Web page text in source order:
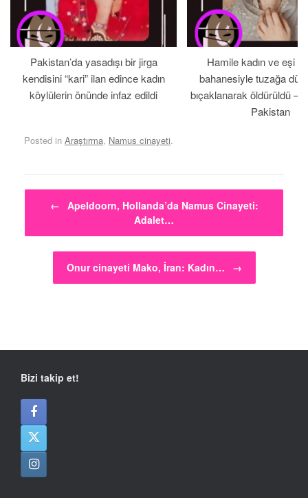
Pakistan’da yasadışı bir jirga
kendisini “kari” ilan edince kadın
köylülerin önünde infaz edildi
Hamile kadın ve eşi
bahanesiyle tuzağa
bıçaklanarak öldürüldü –
Pakistan
Posted in Araştırma, Namus cinayeti.
Post navigation
← Apeldoorn, Hollanda’da Namus Cinayeti:
Adalet…
Onur cinayeti Mako, İran: Kadın… →
Bizi takip et!